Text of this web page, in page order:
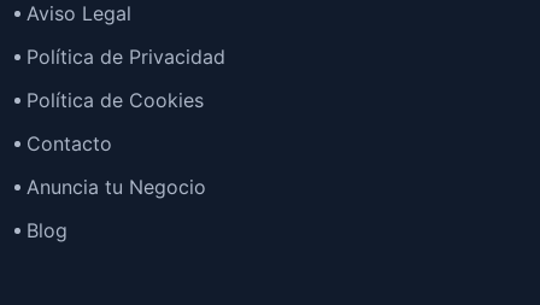
Aviso Legal
Política de Privacidad
Política de Cookies
Contacto
Anuncia tu Negocio
Blog